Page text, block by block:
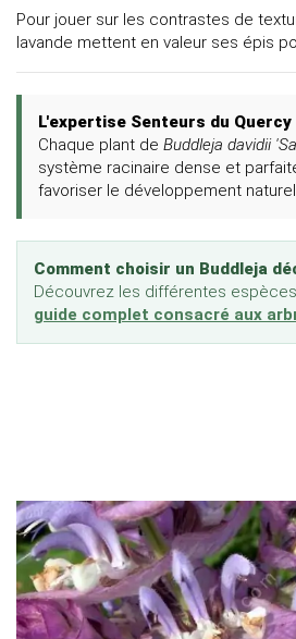
Pour jouer sur les contrastes de
lavande mettent en valeur ses épis
L'expertise Senteurs du Quercy
Chaque plant de Buddleja davidii
système racinaire dense et
favoriser le développement
Comment choisir un Buddleja
Découvrez les différentes
guide complet consacré aux